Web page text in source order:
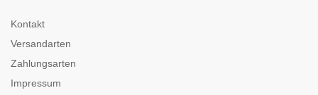
Kontakt
Versandarten
Zahlungsarten
Impressum